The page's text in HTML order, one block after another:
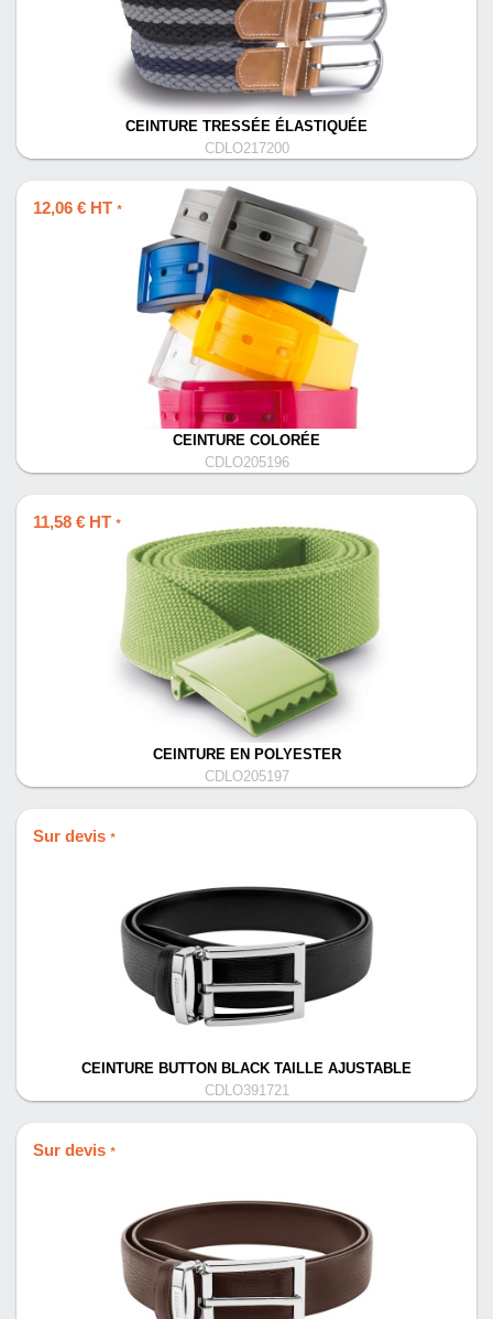
CEINTURE TRESSÉE ÉLASTIQUÉE
CDLO217200
12,06 € HT *
CEINTURE COLORÉE
CDLO205196
11,58 € HT *
CEINTURE EN POLYESTER
CDLO205197
Sur devis *
CEINTURE BUTTON BLACK TAILLE AJUSTABLE
CDLO391721
Sur devis *